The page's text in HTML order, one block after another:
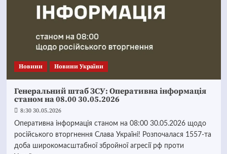
Новини Новини України
Генеральний штаб ЗСУ: Оперативна інформація
станом на 08.00 30.05.2026
8:30 30.05.2026
Оперативна інформація станом на 08:00 30.05.2026 щодо
російського вторгнення Слава Україні! Розпочалася 1557-та
доба широкомасштабної збройної агресії рф проти